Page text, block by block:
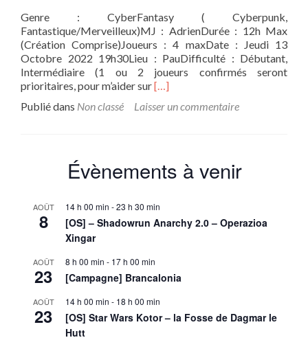
Genre : CyberFantasy ( Cyberpunk,
Fantastique/Merveilleux)MJ : AdrienDurée : 12h Max
(Création Comprise)Joueurs : 4 maxDate : Jeudi 13
Octobre 2022 19h30Lieu : PauDifficulté : Débutant,
Intermédiaire (1 ou 2 joueurs confirmés seront
prioritaires, pour m’aider surEn
plus
le
sable
[…]
Publié dans Non classé Laisser un commentaire
Évènements à venir
AOÛT
8
14 h 00 min -23 h 30 min
[OS] – Shadowrun Anarchy 2.0 – Operazioa
Xingar
AOÛT
23
8 h 00 min - 17 h 00 min
[Campagne] Brancalonia
AOÛT
23
14 h 00 min - 18 h 00 min
[OS] Star Wars Kotor – la Fosse de Dagmar le
Hutt